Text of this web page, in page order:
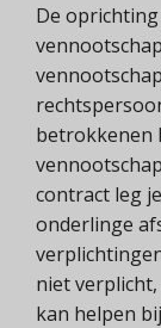
De
betrokkenen
contract leg
onderlinge
niet
kan helpen